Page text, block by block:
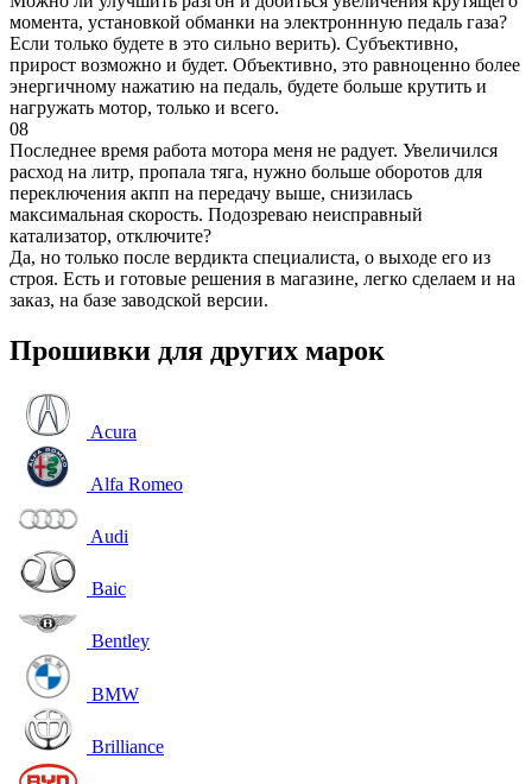
момента, установкой обманки на электроннную педаль газа?
Если только будете в это сильно верить). Субъективно,
прирост возможно и будет. Объективно, это равноценно более
энергичному нажатию на педаль, будете больше крутить и
нагружать мотор, только и всего.
08
Последнее время работа мотора меня не радует. Увеличился
расход на литр, пропала тяга, нужно больше оборотов для
переключения акпп на передачу выше, снизилась
максимальная скорость. Подозреваю неисправный
катализатор, отключите?
Да, но только после вердикта специалиста, о выходе его из
строя. Есть и готовые решения в магазине, легко сделаем и на
заказ, на базе заводской версии.
Прошивки для других марок
Acura
Alfa Romeo
Audi
Baic
Bentley
BMW
Brilliance